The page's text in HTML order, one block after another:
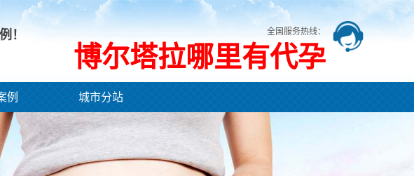
！ 全国服务热线：
博尔塔拉哪里有代孕
例 城市分站